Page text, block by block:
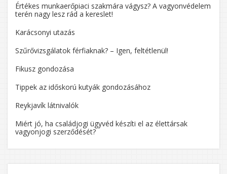
Értékes munkaerőpiaci szakmára vágysz? A vagyonvédelem
terén nagy lesz rád a kereslet!
Karácsonyi utazás
Szűrővizsgálatok férfiaknak? – Igen, feltétlenül!
Fikusz gondozása
Tippek az időskorú kutyák gondozásához
Reykjavík látnivalók
Miért jó, ha családjogi ügyvéd készíti el az élettársak
vagyonjogi szerződését?